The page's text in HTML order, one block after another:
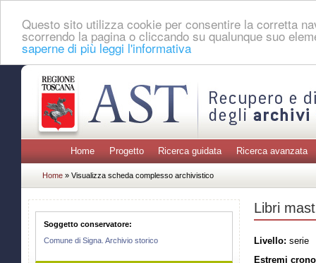
Questo sito utilizza cookie per consentire la corretta
scorrendo la pagina o cliccando su qualunque suo
saperne di più leggi l'informativa
Home Progetto Ricerca guidata Ricerca avanzata
Home » Visualizza scheda complesso archivistico
Soggetto conservatore:
Comune di Signa. Archivio storico
Libri
Livello: serie
Estremi